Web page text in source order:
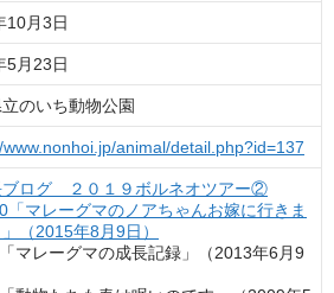
10月3日
5月23日
のいち動物公園
www.nonhoi.jp/animal/detail.php?id=137
ブログ ２０１９ボルネオツアー②
「マレーグマのノアちゃんお嫁に行きま
（2015年8月9日）
マレーグマの成長記録」（2013年6月9